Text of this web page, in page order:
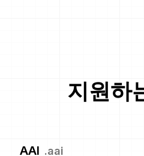
지원하
AAI .aai